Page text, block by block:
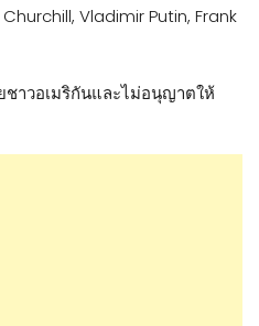
Vladimir Putin, Frank
ชาวอเมริกันและไม่อนุญาตให้